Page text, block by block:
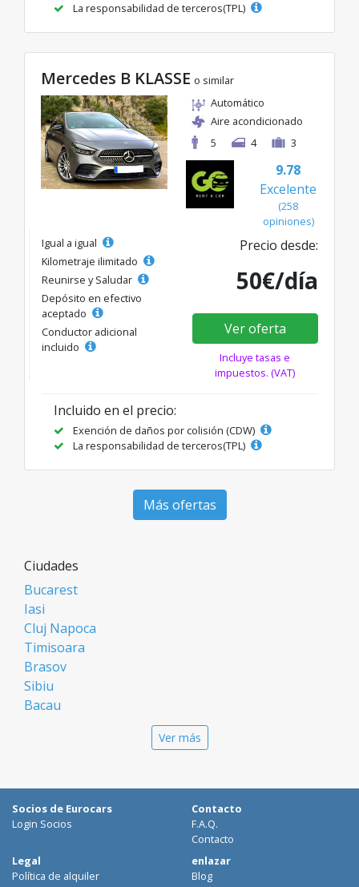
La responsabilidad de terceros(TPL)
Mercedes B KLASSE o similar
Automático
Aire acondicionado
5
4 3
9.78
Excelente
(258
opiniones)
Igual a igual
Kilometraje ilimitado
Reunirse y Saludar
Depósito en efectivo
aceptado
Conductor adicional
incluido
Precio desde:
50€/día
Ver oferta
Incluye tasas e
impuestos. (VAT)
Incluido en el precio:
Exención de daños por colisión (CDW)
La responsabilidad de terceros(TPL)
Más ofertas
Ciudades
Bucarest
Iasi
Cluj Napoca
Timisoara
Brasov
Sibiu
Bacau
Galati
Suceava
Focsani
Targoviste
Ver más
Socios de Eurocars
Login Socios
Contacto
F.A.Q.
Contacto
Legal
Política de alquiler
enlazar
Blog